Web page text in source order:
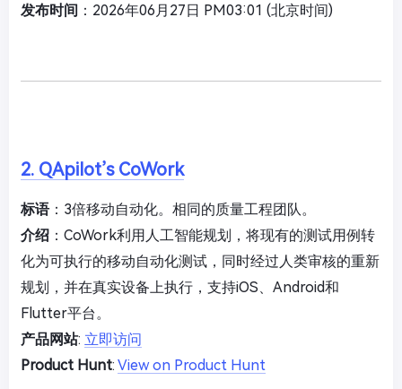
发布时间 ：2026年06月27日 PM03:01 (北京时间)
2. QApilot’s CoWork
标语：3倍移动自动化。相同的质量工程团队。
介绍 ：CoWork利用人工智能规划，将现有的测试用例转
化为可执行的移动自动化测试，同时经过人类审核的重新
规划，并在真实设备上执行，支持iOS、Android和
Flutter平台。
产品网站: 立即访问
Product Hunt: View on Product Hunt